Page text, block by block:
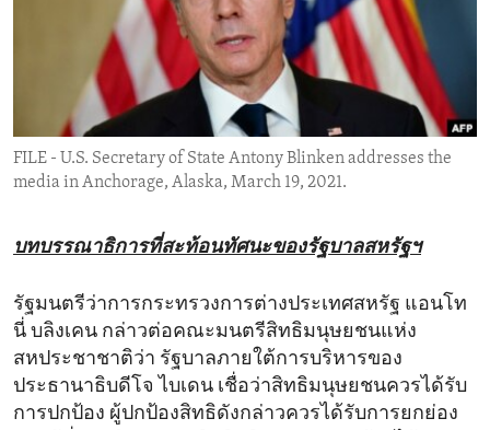
ECONOMY AND TRADE
ENVIRONMENT AND HEALTH
IDEALS AND INSTITUTIONS
FILE - U.S. Secretary of State Antony Blinken addresses the
media in Anchorage, Alaska, March 19, 2021.
บทบรรณาธิการที่สะท้อนทัศนะของรัฐบาลสหรัฐฯ
รัฐมนตรีว่าการกระทรวงการต่างประเทศสหรัฐ แอนโท
นี่ บลิงเคน กล่าวต่อคณะมนตรีสิทธิมนุษยชนแห่ง
สหประชาชาติว่า รัฐบาลภายใต้การบริหารของ
ประธานาธิบดีโจ ไบเดน เชื่อว่าสิทธิมนุษยชนควรได้รับ
การปกป้อง ผู้ปกป้องสิทธิดังกล่าวควรได้รับการยกย่อง